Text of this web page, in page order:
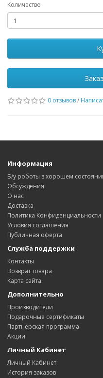
Количество
0 отзывов/
Информация
Б/у роботы в хорошем
Обсуждения
О нас
Доставка
Политика Конфиденциальности
Условия соглашения
Публичная оферта
Служба поддержки
Контакты
Возврат товара
Карта сайта
Дополнительно
Производители
Подарочные сертификаты
Партнерская программа
Акции
Личный Кабинет
Личный Кабинет
История заказов